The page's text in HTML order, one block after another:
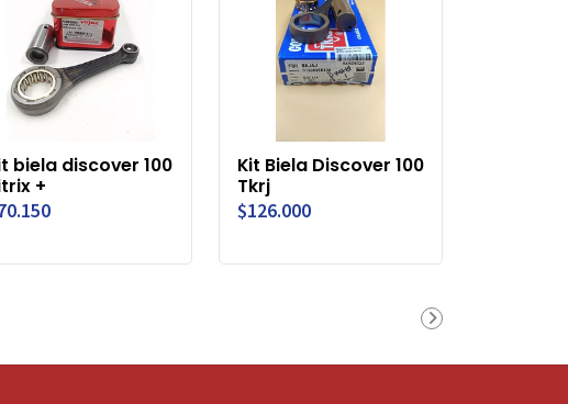
biela discover 100
+
Kit Biela Discover 100
Tkrj
$126.000